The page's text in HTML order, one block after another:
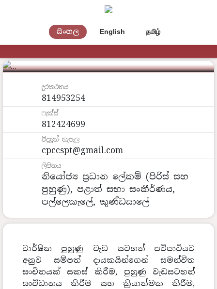
සිංහල English தமிழ்
පිරිස් සහ පුහුණු අංශය
දුරකථනය
814953254
ෆැක්ස්
812424699
විද්‍යුත් තැපෑල
cpccspt@gmail.com
ලිපිනය
නියෝජ්‍ය ප්‍රධාන ‍ලේකම් (පිරිස් සහ
පුහුණු), පළාත් සභා සංකීර්ණය,
පල්ලෙකැලේ, කුණ්ඩසාලේ
වාර්ෂික පුහුණු වැඩ සටහන් පටිපාටියට
අනුව සම්පත් දායකයින්ගෙන් සමන්විත
සංචිතයක් සකස් කිරීම, පුහුණු වැඩසටහන්
සංවිධානය කිරීම සහ ක්‍රියාත්මක කිරීම,